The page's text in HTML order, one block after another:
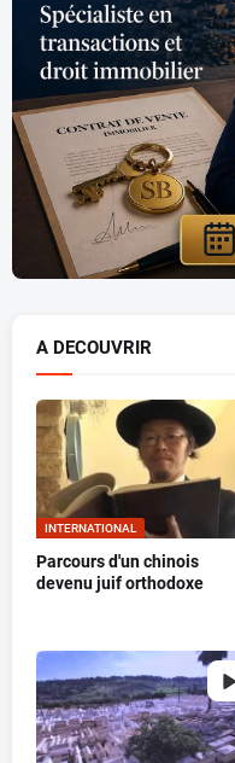
A DECOUVRIR
INTERNATIONAL
Parcours d'un chinois
devenu juif orthodoxe